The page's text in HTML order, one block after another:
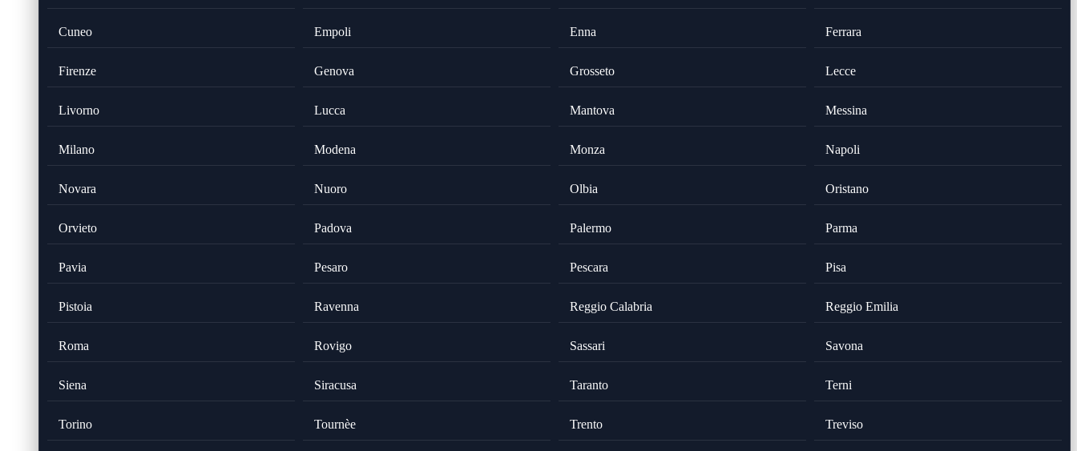
Cuneo Empoli Enna Ferrara
Firenze Genova Grosseto Lecce
Livorno Lucca Mantova Messina
Milano Modena Monza Napoli
Novara Nuoro Olbia Oristano
Orvieto Padova Palermo Parma
Pavia Pesaro Pescara Pisa
Pistoia Ravenna Reggio Calabria Reggio Emilia
Roma Rovigo Sassari Savona
Siena Siracusa Taranto Terni
Torino Tournèe Trento Treviso